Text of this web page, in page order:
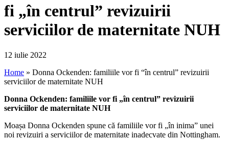
fi „în centrul” revizuirii
serviciilor de maternitate NUH
12 iulie 2022
Home » Donna Ockenden: familiile vor fi “în centrul” revizuirii
serviciilor de maternitate NUH
Donna Ockenden: familiile vor fi „în centrul” revizuirii
serviciilor de maternitate NUH
Moașa Donna Ockenden spune că familiile vor fi „în inima” unei
noi revizuiri a serviciilor de maternitate inadecvate din Nottingham.